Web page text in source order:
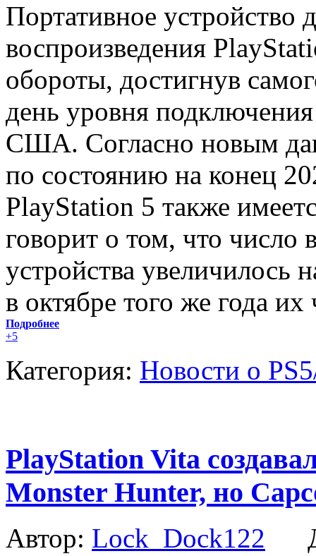
Портативное устройство
воспроизведения
обороты, достигнув
день уровня
США. Согласно новым
по состоянию на конец
PlayStation 5 также
говорит о том, что число
устройства увеличилось
в октябре того же года
Подробнее
+5
Категория: Новости о
PlayStation Vita
Monster Hunter, но
Автор: Lock_Dock122